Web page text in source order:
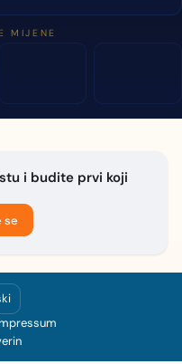
MIJENE
i budite prvi koji
se